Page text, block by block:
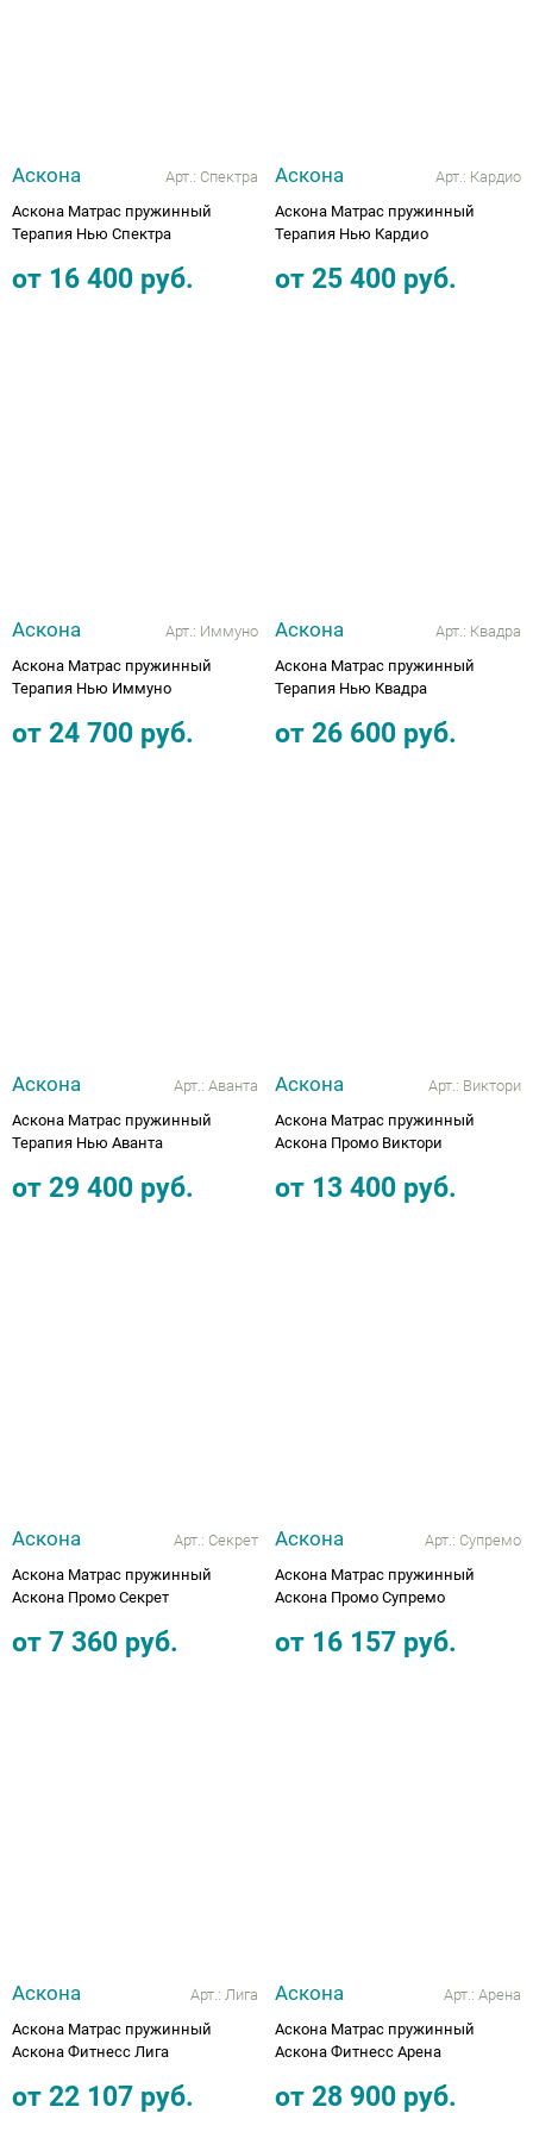
Аскона Арт.: Спектра
Аскона Матрас пружинный
Терапия Нью Спектра
от 16 400 руб.
Аскона Арт.: Кардио
Аскона Матрас пружинный
Терапия Нью Кардио
от 25 400 руб.
Аскона Арт.: Иммуно
Аскона Матрас пружинный
Терапия Нью Иммуно
от 24 700 руб.
Аскона Арт.: Квадра
Аскона Матрас пружинный
Терапия Нью Квадра
от 26 600 руб.
Аскона Арт.: Аванта
Аскона Матрас пружинный
Терапия Нью Аванта
от 29 400 руб.
Аскона Арт.: Виктори
Аскона Матрас пружинный
Аскона Промо Виктори
от 13 400 руб.
Аскона Арт.: Секрет
Аскона Матрас пружинный
Аскона Промо Секрет
от 7 360 руб.
Аскона Арт.: Супремо
Аскона Матрас пружинный
Аскона Промо Супремо
от 16 157 руб.
Аскона Арт.: Лига
Аскона Матрас пружинный
Аскона Фитнесс Лига
от 22 107 руб.
Аскона Арт.: Арена
Аскона Матрас пружинный
Аскона Фитнесс Арена
от 28 900 руб.
для ЛФК